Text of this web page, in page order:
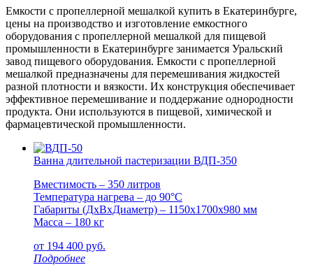
Емкости с пропеллерной мешалкой купить в Екатеринбурге,
цены на производство и изготовление емкостного
оборудования с пропеллерной мешалкой для пищевой
промышленности в Екатеринбурге занимается Уральский
завод пищевого оборудования. Емкости с пропеллерной
мешалкой предназначены для перемешивания жидкостей
разной плотности и вязкости. Их конструкция обеспечивает
эффективное перемешивание и поддержание однородности
продукта. Они используются в пищевой, химической и
фармацевтической промышленности.
Ванна длительной пастеризации ВДП-350
Вместимость – 350 литров
Температура нагрева – до 90°С
Габариты (ДxВxДиаметр) – 1150x1700x980 мм
Масса – 180 кг
от 194 400 руб.
Подробнее